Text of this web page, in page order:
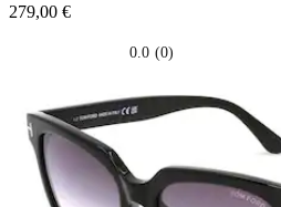
279,00 €
0.0 (0)
stelle.